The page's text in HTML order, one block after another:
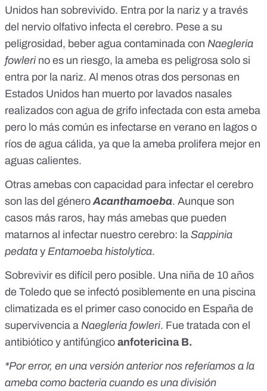
Unidos han sobrevivido. Entra por la nariz y a través
del nervio olfativo infecta el cerebro. Pese a su
peligrosidad, beber agua contaminada con Naegleria
fowleri no es un riesgo, la ameba es peligrosa solo si
entra por la nariz. Al menos otras dos personas en
Estados Unidos han muerto por lavados nasales
realizados con agua de grifo infectada con esta ameba
pero lo más común es infectarse en verano en lagos o
ríos de agua cálida, ya que la ameba prolifera mejor en
aguas calientes.
Otras amebas con capacidad para infectar el cerebro
son las del género Acanthamoeba. Aunque son
casos más raros, hay más amebas que pueden
matarnos al infectar nuestro cerebro: la Sappinia
pedata y Entamoeba histolytica.
Sobrevivir es difícil pero posible. Una niña de 10 años
de Toledo que se infectó posiblemente en una piscina
climatizada es el primer caso conocido en España de
supervivencia a Naegleria fowleri. Fue tratada con el
antibiótico y antifúngico anfotericina B.
*Por error, en una versión anterior nos referíamos a la
ameba como bacteria cuando es una división